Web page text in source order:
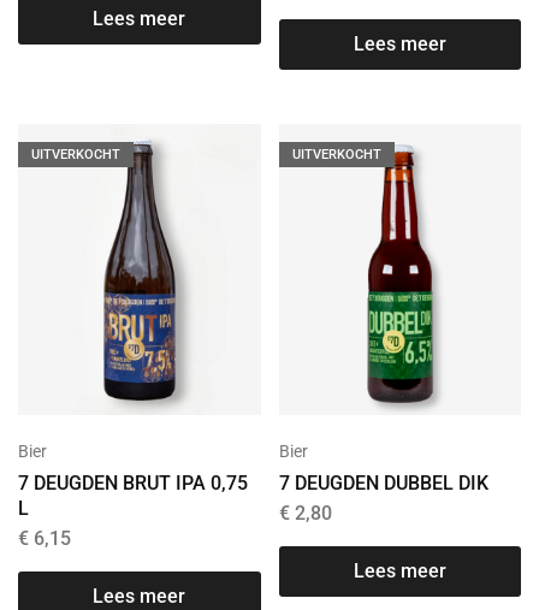
Lees meer
Lees meer
UITVERKOCHT
Bier
7 DEUGDEN BRUT IPA 0,75
L
€ 6,15
Lees meer
UITVERKOCHT
Bier
7 DEUGDEN DUBBEL DIK
€2,80
Lees meer